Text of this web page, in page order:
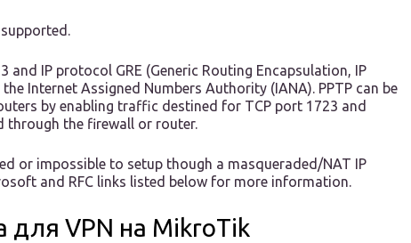
and IP protocol GRE (Generic Routing Encapsulation, IP
Internet Assigned Numbers Authority (IANA). PPTP can be
by enabling traffic destined for TCP port 1723 and
the firewall or router.
or impossible to setup though a masqueraded/NAT IP
and RFC links listed below for more information.
для VPN на MikroTik